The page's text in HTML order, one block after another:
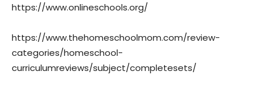
https://www.onlineschools.org/
https://www.thehomeschoolmom.com/review-
categories/homeschool-
curriculumreviews/subject/completesets/